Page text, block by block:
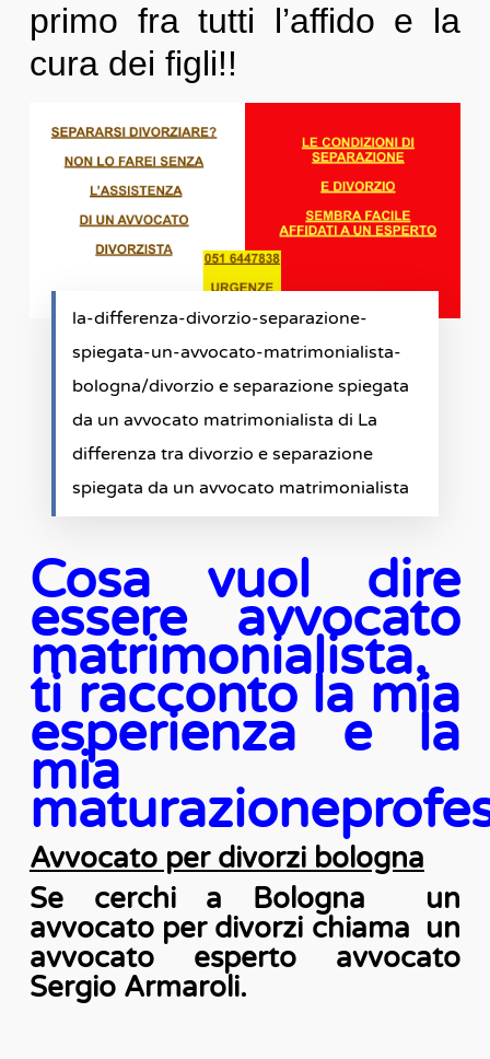
primo fra tutti l’affido e la
cura dei figli!!
la-differenza-divorzio-separazione-
spiegata-un-avvocato-matrimonialista-
bologna/divorzio e separazione spiegata
da un avvocato matrimonialista di La
differenza tra divorzio e separazione
spiegata da un avvocato matrimonialista
Cosa vuol dire
essere avvocato
matrimonialista,
ti racconto la mia
esperienza e la
mia
Avvocato per divorzi bologna
Se cerchi a Bologna un
avvocato per divorzi chiama un
avvocato esperto avvocato
Sergio Armaroli.